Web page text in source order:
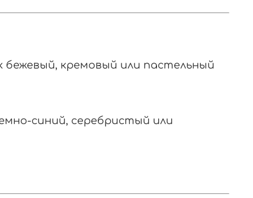
бежевый, кремовый или пастельный
синий, серебристый или